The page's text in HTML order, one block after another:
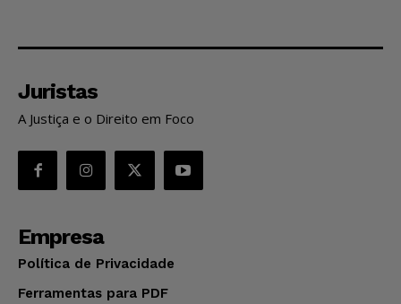
Juristas
A Justiça e o Direito em Foco
Empresa
Política de Privacidade
Ferramentas para PDF